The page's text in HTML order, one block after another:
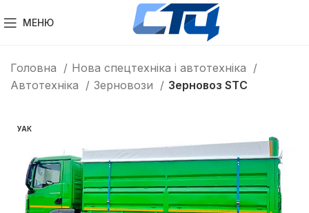
МЕНЮ
Головна
Нова спецтехніка і автотехніка
Автотехніка
Зерновози Зерновоз STC
УАК